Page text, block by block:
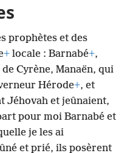
prophètes et des
+ locale : Barnabé+,
Cyrène, Manaën, qui
Hérode+, et
Jéhovah et jeûnaient,
pour moi Barnabé et
je les ai
et prié, ils posèrent